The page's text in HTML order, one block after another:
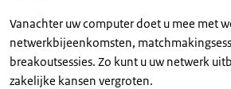
Vanachter uw computer doet u mee met
netwerkbijeenkomsten,
breakoutsessies. Zo kunt u uw netwerk
zakelijke kansen vergroten.